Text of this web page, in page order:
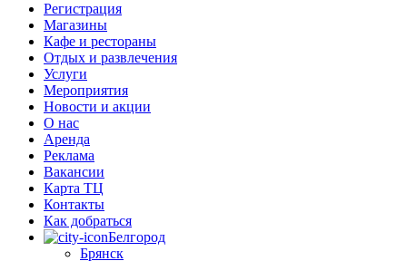
Регистрация
Магазины
Кафе и рестораны
Отдых и развлечения
Услуги
Мероприятия
Новости и акции
О нас
Аренда
Реклама
Вакансии
Карта ТЦ
Контакты
Как добраться
Белгород
Брянск